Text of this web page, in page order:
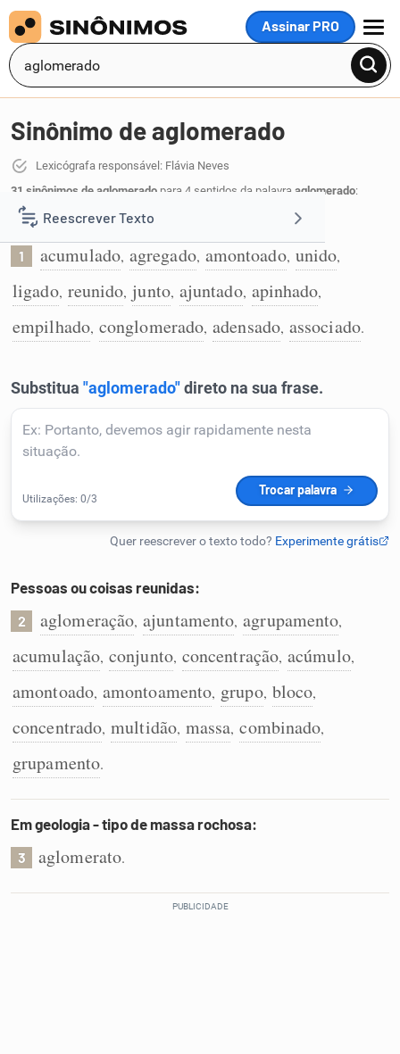
Assinar PRO
MENU
Reescrever Texto
Resumir Texto
Corrigir Texto
Humanizador de IA
Cata-letras
Caça-palavras
Dicionário
Sinônimos
Sinônimo de aglomerado
Lexicógrafa responsável: Flávia Neves
31 sinônimos de aglomerado para 4 sentidos da palavra aglomerado:
Que se aglomerou:
1 acumulado, agregado, amontoado, unido,
ligado, reunido, junto, ajuntado, apinhado,
empilhado, conglomerado, adensado, associado.
Pessoas ou coisas reunidas:
2 aglomeração, ajuntamento, agrupamento,
acumulação, conjunto, concentração, acúmulo,
amontoado, amontoamento, grupo, bloco,
concentrado, multidão, massa, combinado,
grupamento.
Em geologia - tipo de massa rochosa:
3 aglomerato.